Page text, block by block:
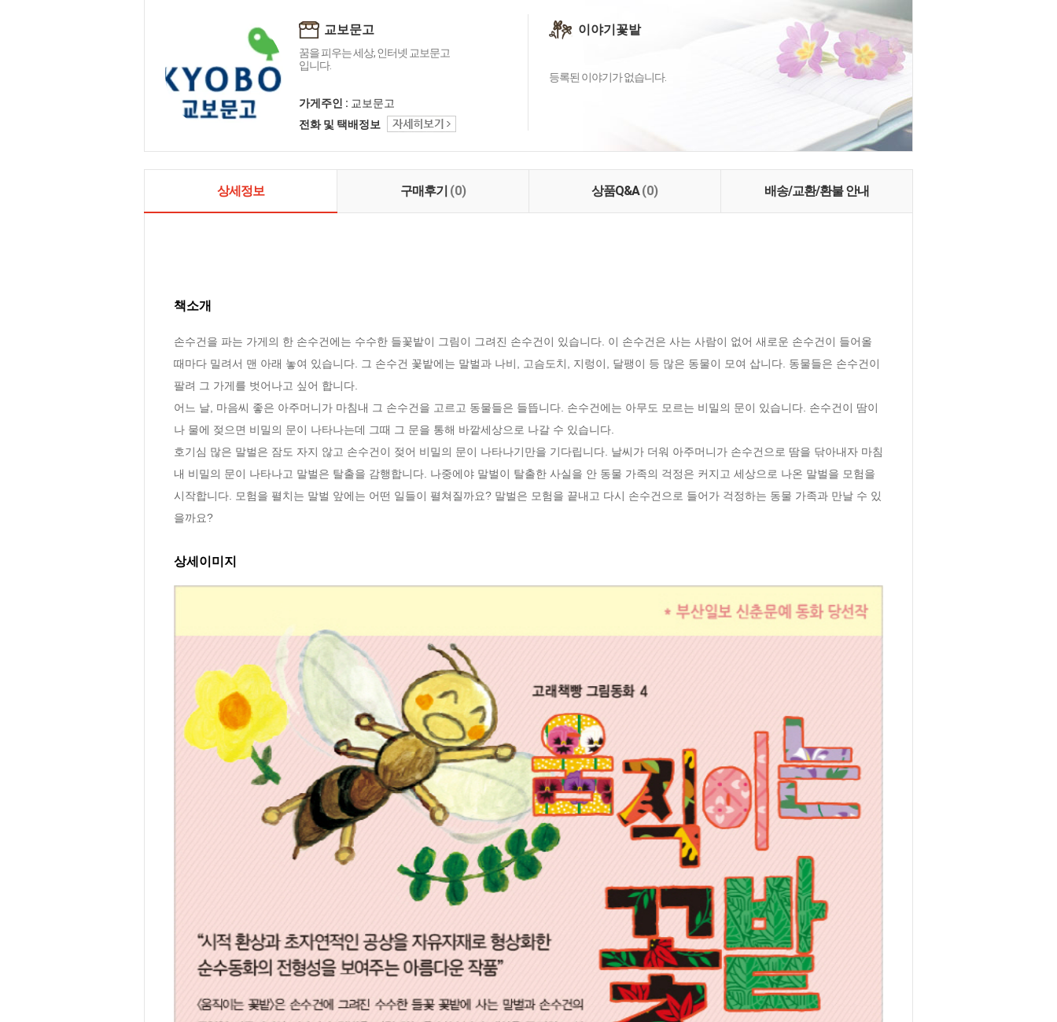
교보문고
꿈을 피우는 세상, 인터넷 교보문고
입니다.
가게주인 : 교보문고
전화 및 택배정보
이야기꽃밭
등록된 이야기가 없습니다.
상세정보 구매후기 (0) 상품Q&A(0) 배송/교환/환불 안내
책소개
손수건을 파는 가게의 한 손수건에는 수수한 들꽃밭이 그림이 그려진 손수건이 있습니다. 이 손수건은 사는 사람이 없어 새로운 손수건이 들어올
때마다 밀려서 맨 아래 놓여 있습니다. 그 손수건 꽃밭에는 말벌과 나비, 고슴도치, 지렁이, 달팽이 등 많은 동물이 모여 삽니다. 동물들은 손수건이
팔려 그 가게를 벗어나고 싶어 합니다.
어느 날, 마음씨 좋은 아주머니가 마침내 그 손수건을 고르고 동물들은 들뜹니다. 손수건에는 아무도 모르는 비밀의 문이 있습니다. 손수건이 땀이
나 물에 젖으면 비밀의 문이 나타나는데 그때 그 문을 통해 바깥세상으로 나갈 수 있습니다.
호기심 많은 말벌은 잠도 자지 않고 손수건이 젖어 비밀의 문이 나타나기만을 기다립니다. 날씨가 더워 아주머니가 손수건으로 땀을 닦아내자 마침
내 비밀의 문이 나타나고 말벌은 탈출을 감행합니다. 나중에야 말벌이 탈출한 사실을 안 동물 가족의 걱정은 커지고 세상으로 나온 말벌을 모험을
시작합니다. 모험을 펼치는 말벌 앞에는 어떤 일들이 펼쳐질까요? 말벌은 모험을 끝내고 다시 손수건으로 들어가 걱정하는 동물 가족과 만날 수 있
을까요?
상세이미지